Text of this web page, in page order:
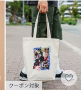
クーポン対象